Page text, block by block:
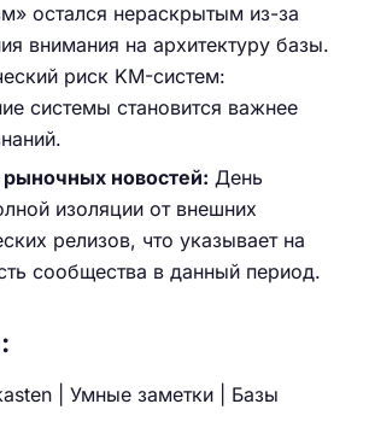
остался нераскрытым из-за
внимания на архитектуру базы.
риск KM-систем:
системы становится важнее
рыночных новостей: День
изоляции от внешних
релизов, что указывает на
сообщества в данный период.
| Умные заметки | Базы